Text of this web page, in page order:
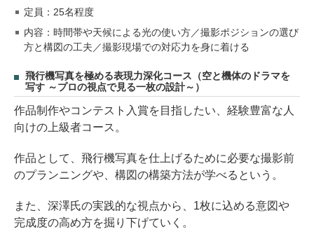
定員：25名程度
内容：時間帯や天候による光の使い方／撮影ポジションの選び
方と構図の工夫／撮影現場での対応力を身に着ける
飛行機写真を極める表現力深化コース（空と機体のドラマを
写す ～プロの視点で見る一枚の設計～）
作品制作やコンテスト入賞を目指したい、経験豊富な人
向けの上級者コース。
作品として、飛行機写真を仕上げるために必要な撮影前
のプランニングや、構図の構築方法が学べるという。
また、深澤氏の実践的な視点から、1枚に込める意図や
完成度の高め方を掘り下げていく。